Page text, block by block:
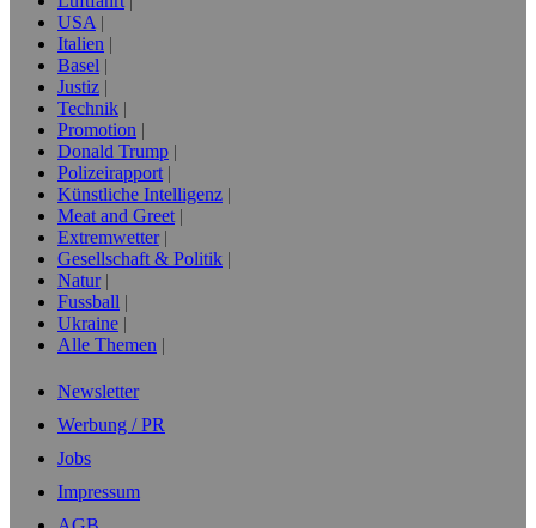
USA
Italien
Basel
Justiz
Technik
Promotion
Donald Trump
Polizeirapport
Künstliche Intelligenz
Meat and Greet
Extremwetter
Gesellschaft & Politik
Natur
Fussball
Ukraine
Alle Themen
Newsletter
Werbung / PR
Jobs
Impressum